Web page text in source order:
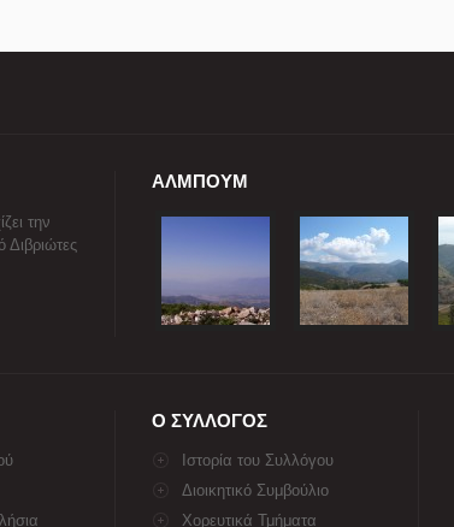
την
ΑΛΜΠΟΥΜ
Ο ΣΥΛΛΟΓΟΣ
Ιστορία του Συλλόγου
Διοικητικό Συμβούλιο
Χορευτικά Τμήματα